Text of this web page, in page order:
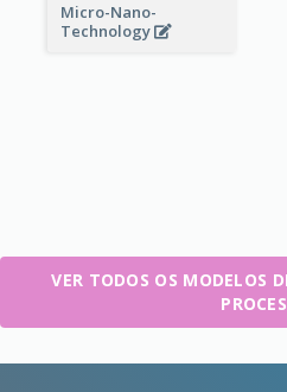
Micro-Nano-
Technology
VER TODOS OS MODELOS